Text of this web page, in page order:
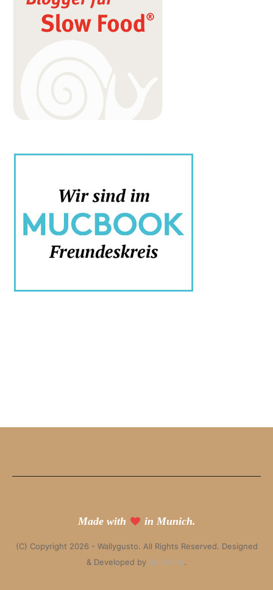
Made with in Munich.
(C) Copyright 2026 - Wallygusto. All Rights Reserved. Designed
& Developed by Solo Pine.